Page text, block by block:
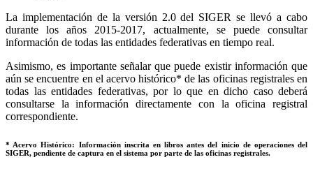
La implementación de la versión 2.0 del SIGER se llevó a cabo
durante los años 2015-2017, actualmente, se puede consultar
información de todas las entidades federativas en tiempo real.
Asimismo, es importante señalar que puede existir información que
aún se encuentre en el acervo histórico* de las oficinas registrales en
todas las entidades federativas, por lo que en dicho caso deberá
consultarse la información directamente con la oficina registral
correspondiente.
* Acervo Histórico: Información inscrita en libros antes del inicio de operaciones del
SIGER, pendiente de captura en el sistema por parte de las oficinas registrales.